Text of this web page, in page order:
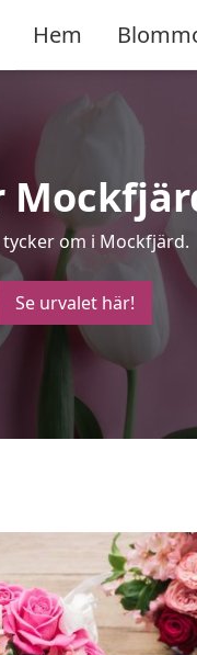
Hem
om i Mockfjärd.
Se urvalet här!